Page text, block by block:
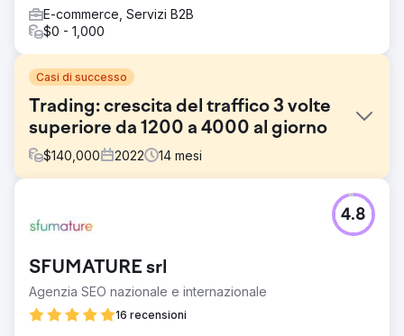
E-commerce, Servizi B2B
$0 - 1,000
Casi di successo
Trading: crescita del traffico 3 volte
superiore da 1200 a 4000 al giorno
$140,000 2022 14 mesi
La sfida principale era recuperare il sito web di recensioni
di trading online consolidato. Il traffico dei clienti è
c'è che non va, risolverlo ed eseguire la strategia
aumentando il traffico organico da Google.
Soluzione
SFUMATURE srl
Agenzia SEO nazionale e internazionale
16 recensioni
4.8